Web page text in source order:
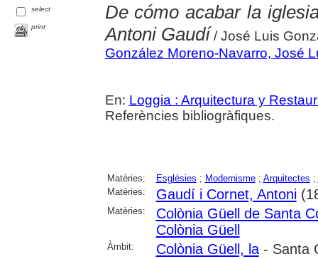
select
print
De cómo acabar la
Antoni Gaudí / José Luis
González Moreno-Navarro, José
En: Loggia : Arquitectura y
Referències bibliogràfiques.
Matèries: Esglésies ; Modernisme; Arquitectes ;
Matèries:
Gaudí i Cornet, Antoni
Matèries:
Colònia Güell de Santa
Colònia Güell
Àmbit: Colònia Güell, la- Santa